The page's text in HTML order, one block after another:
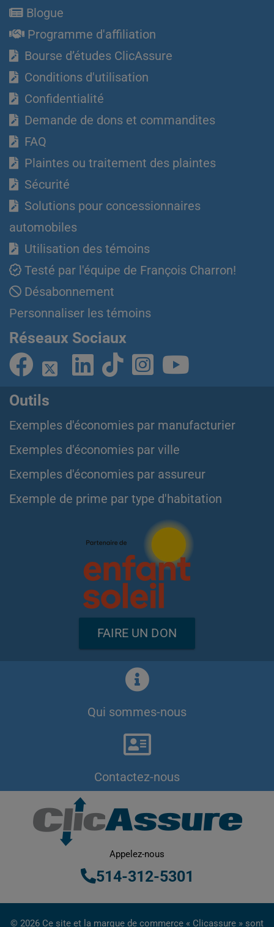
Blogue
Programme d'affiliation
Bourse d’études ClicAssure
Conditions d'utilisation
Confidentialité
Demande de dons et commandites
FAQ
Plaintes ou traitement des plaintes
Sécurité
Solutions pour concessionnaires
automobiles
Utilisation des témoins
Testé par l'équipe de François Charron!
Désabonnement
Personnaliser les témoins
Réseaux Sociaux
Outils
Exemples d'économies par manufacturier
Exemples d'économies par ville
Exemples d'économies par assureur
Exemple de prime par type d'habitation
FAIRE UN DON
Qui sommes-nous
Contactez-nous
Appelez-nous
514-312-5301
© 2026 Ce site et la marque de commerce « Clicassure » sont